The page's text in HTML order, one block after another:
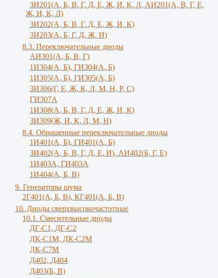
3И201(А, Б, В, Г, Д, Е, Ж, И, К, Л, АИ201(А, В, Г, Е,
Ж, И, К, Л)
3И202(А, Б, В, Г, Д, Е, Ж, И, К)
3И203(А, Б, Г, Д, Ж, И)
8.3. Переключательные диоды
АИ301(А, Б, В, Г)
1И304(А, Б), ГИ304(А, Б)
1И305(А, Б), ГИ305(А, Б)
3И306(Г, Е, Ж, К, Л, М, Н, Р, С)
ГИ307А
1И308(А, Б, В, Г, Д, Е, Ж, И, К)
3И309(Ж, И, К, Л, M, Н)
8.4. Обращенные переключательные диоды
1И401(А, Б), ГИ401(А, Б)
3И402(А, Б, В, Г, Д, Е, И), АИ402(Б, Г, Е)
1И403А, ГИ403А
1И404(А, Б, В)
9. Генераторы шума
2Г401(А, Б, В), КГ401(А, Б, В)
10. Диоды сверхвысокочастотные
10.1. Смесительные диоды
ДГ-С1, ДГ-С2
ДК-С1М, ДК-С2М
ДК-С7М
Д402, Д404
Д403(Б, В)